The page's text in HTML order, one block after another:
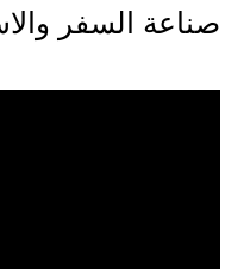
صناعة السفر